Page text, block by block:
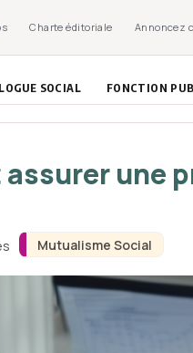
Charte éditoriale Annoncez
SOCIAL FONCTION
Mutualisme Social
une